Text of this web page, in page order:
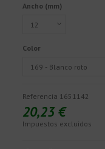
Ancho (mm)
Color
Referencia 1651142
20,23 €
Impuestos excluidos